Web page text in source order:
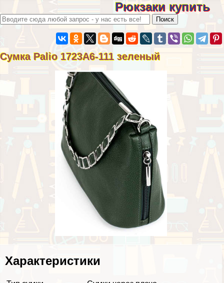
Рюкзаки купить
Сумка Palio 1723A6-111 зеленый
Хаpaктеристики